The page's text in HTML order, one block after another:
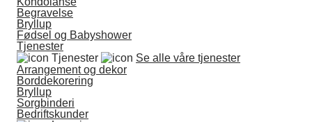
Begravelse
Bryllup
Fødsel og Babyshower
Tjenester
Tjenester
Se alle våre tjenester
Arrangement og dekor
Borddekorering
Bryllup
Sorgbinderi
Bedriftskunder